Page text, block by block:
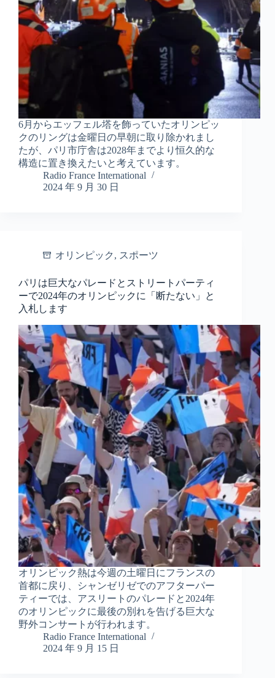
6月からエッフェル塔を飾っていたオリンピッ
クのリングは金曜日の早朝に取り除かれまし
たが、パリ市庁舎は2028年までより恒久的な
構造に置き換えたいと考えています。
Radio France International
2024 年 9 月 30 日
オリンピック , スポーツ
パリは巨大なパレードとストリートパーティ
ーで2024年のオリンピックに「断たない」と
入札します
オリンピック熱は今週の土曜日にフランスの
首都に戻り、シャンゼリゼでのアフターパー
ティーでは、アスリートのパレードと2024年
のオリンピックに最後の別れを告げる巨大な
野外コンサートが行われます。
Radio France International
2024 年 9 月 15 日